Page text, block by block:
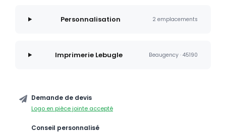
Personnalisation 2 emplacements
Imprimerie Lebugle Beaugency · 45190
Demande de devis
Logo en pièce jointe accepté
Conseil personnalisé